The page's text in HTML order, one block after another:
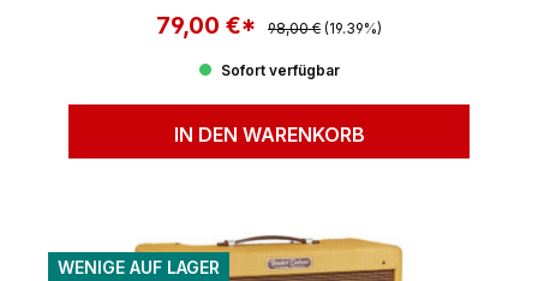
Verkaufspreis:
79,00 €* Regulärer Preis:
98,00 € (19.39%)
Sofort verfügbar
IN DEN WARENKORB
WENIGE AUF LAGER